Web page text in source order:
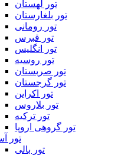
تور لهستان
تور بلغارستان
تور رومانی
تور قبرس
تور انگلیس
تور روسیه
تور صربستان
تور گرجستان
تور اکراین
تور بلاروس
تور ترکیه
تور گروهی اروپا
تور
تور بالی